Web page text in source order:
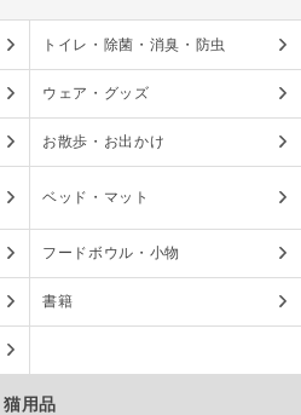
トイレ・除菌・消臭・防虫
ウェア・グッズ
お散歩・お出かけ
ベッド・マット
フードボウル・小物
書籍
猫用品